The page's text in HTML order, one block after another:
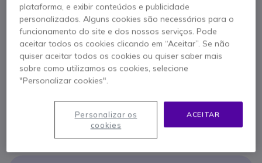
Referência produto: ZEBZ1AEZT111 // Referência de fabricante: Z1AE-
ZT111-3C0
Proteção completa de 3 anos para seu
equipamento Zebra com <strong>cobertura
abrangente</strong>, <strong>tempo de reparo
em 72h</strong> e <strong>suporte técnico
especializado</strong>.
264,95 € 325,89 €
ADICIONAR AO CARRINHO
plataforma, e exibir conteúdos e publicidade
personalizados. Alguns cookies são necessários para o
funcionamento do site e dos nossos serviços. Pode
aceitar todos os cookies clicando em “Aceitar”. Se não
quiser aceitar todos os cookies ou quiser saber mais
sobre como utilizamos os cookies, selecione
"Personalizar cookies".
ACEITAR
Personalizar os
cookies